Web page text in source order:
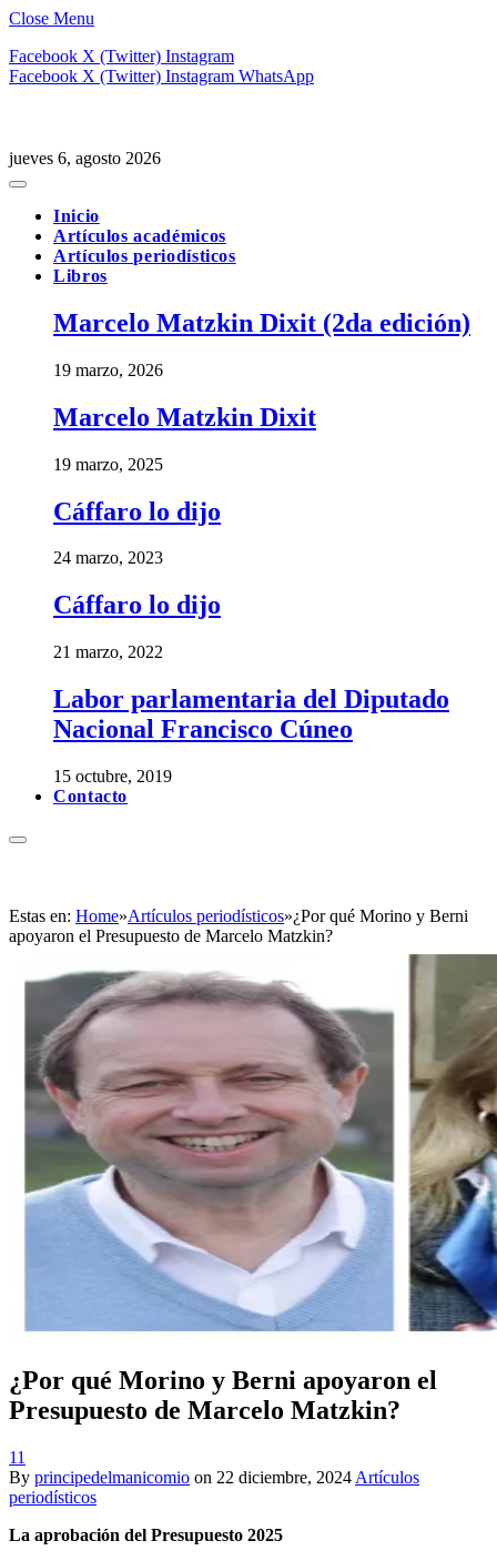
Close Menu
Facebook X (Twitter) Instagram
Facebook X (Twitter) Instagram WhatsApp
jueves 6, agosto 2026
Inicio
Artículos académicos
Artículos periodísticos
Libros
Marcelo Matzkin Dixit (2da edición)
19 marzo, 2026
Marcelo Matzkin Dixit
19 marzo, 2025
Cáffaro lo dijo
24 marzo, 2023
Cáffaro lo dijo
21 marzo, 2022
Labor parlamentaria del Diputado
Nacional Francisco Cúneo
15 octubre, 2019
Contacto
Estas en: Home»Artículos periodísticos»¿Por qué Morino y Berni
apoyaron el Presupuesto de Marcelo Matzkin?
¿Por qué Morino y Berni apoyaron el
Presupuesto de Marcelo Matzkin?
11
By principedelmanicomio on 22 diciembre, 2024 Artículos
periodísticos
La aprobación del Presupuesto 2025